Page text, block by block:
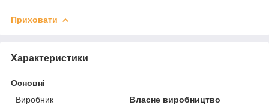
Приховати
Характеристики
Основні
Виробник
Власне виробництво